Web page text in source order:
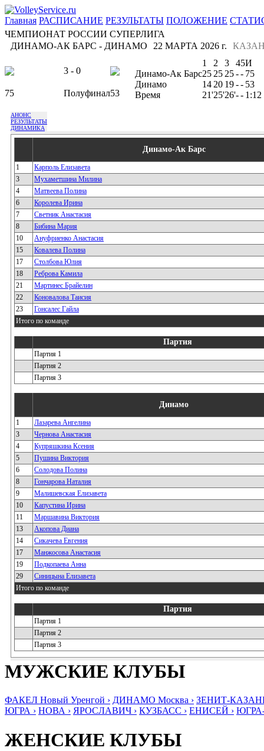
Главная РАСПИСАНИЕ РЕЗУЛЬТАТЫ ПОЛОЖЕНИЕ
ЧЕМПИОНАТ РОССИИ СУПЕРЛИГА
ДИНАМО-АК БАРС - ДИНАМО
22 МАРТА 2026 г.
3 - 0
75 Полуфинал53
1 2 3 45И
Динамо-Ак Барс25 25 25-- 75
Динамо
14 20 19-- 53
Время
21'25'26'-- 1:12
АНОНС
РЕЗУЛЬТАТЫ
ДИНАМИКА
Динамо-Ак Барс
1
Карполь Елизавета
3
Мухаметшина Милина
4
Матвеева Полина
6
Королева Ирина
7
Светник Анастасия
8
Бибина Мария
10
Ануфриенко Анастасия
15
Ковалева Полина
17
Столбова Юлия
18
Реброва Камила
21
Мартинес Брайелин
22
Коновалова Таисия
23
Гонсалес Гайла
Итого по команде
Партия
Партия 1
Партия 2
Партия 3
Динамо
1
Лазарева Ангелина
3
Чернова Анастасия
4
Купряшкина Ксения
5
Пушина Виктория
6
Солодова Полина
8
Гончарова Наталия
9
Малишевская Елизавета
10
Капустина Ирина
11
Маршавина Виктория
13
Акопова Диана
14
Сикачева Евгения
17
Манжосова Анастасия
19
Подкопаева Анна
29
Синицына Елизавета
Итого по команде
Партия
Партия 1
Партия 2
Партия 3
МУЖСКИЕ КЛУБЫ
ФАКЕЛ Новый Уренгой › ДИНАМО Москва › ЗЕНИТ-
ЮГРА › НОВА › ЯРОСЛАВИЧ › КУЗБАСС › ЕНИСЕЙ ›
ЖЕНСКИЕ КЛУБЫ